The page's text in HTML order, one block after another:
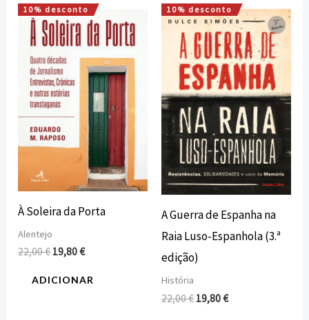
10% desconto
À Soleira da Porta
Alentejo
22,00€
O
preço
original
era:
22,00 €.
19,80€
O
preço
atual
19,80 €.
ADICIONAR
10% desconto
A Guerra de Espanha na
Raia Luso-Espanhola (3.ª
edição)
História
22,00€
O
preço
original
era:
22,00 €.
19,80€
O
preço
atual
é:
19,80 €.